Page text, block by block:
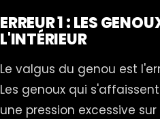
ERREUR 1 : LES
L'INTÉRIEUR
Le valgus du genou est
Les genoux qui
une pression excessive